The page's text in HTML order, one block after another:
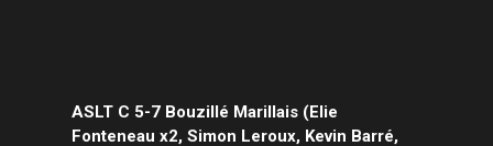
ASLT C 5-7 Bouzillé Marillais (Elie
Fonteneau x2, Simon Leroux, Kevin Barré,